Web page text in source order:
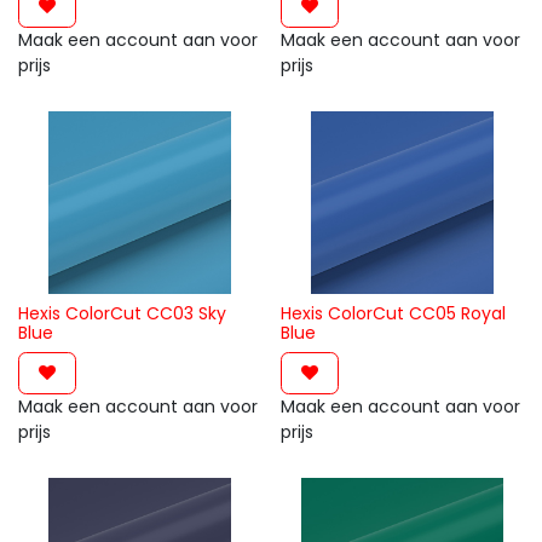
Maak een account aan voor
prijs
Maak een account aan voor
prijs
Hexis ColorCut CC03 Sky
Blue
Maak een account aan voor
prijs
Hexis ColorCut CC05 Royal
Blue
Maak een account aan voor
prijs